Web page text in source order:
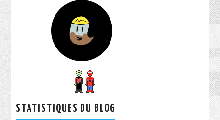
STATISTIQUES DU BLOG